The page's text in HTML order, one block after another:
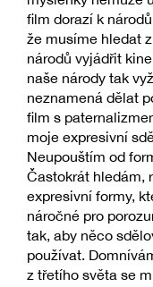
film dorazí k
že musíme hledat
národů vyjádřit
naše národy tak
neznamená dělat
film s
moje expresivní
Neupouštím od
Častokrát hledám,
expresivní formy,
náročné pro
tak, aby něco
používat.
z třetího světa se